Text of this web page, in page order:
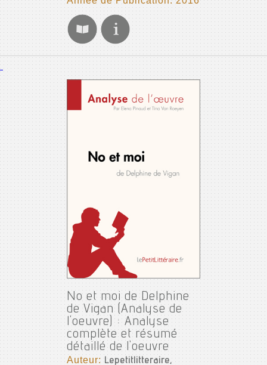
No et moi de Delphine
de Vigan (Analyse de
l'oeuvre) : Analyse
complète et résumé
détaillé de l'oeuvre
Auteur:Lepetitlitteraire,